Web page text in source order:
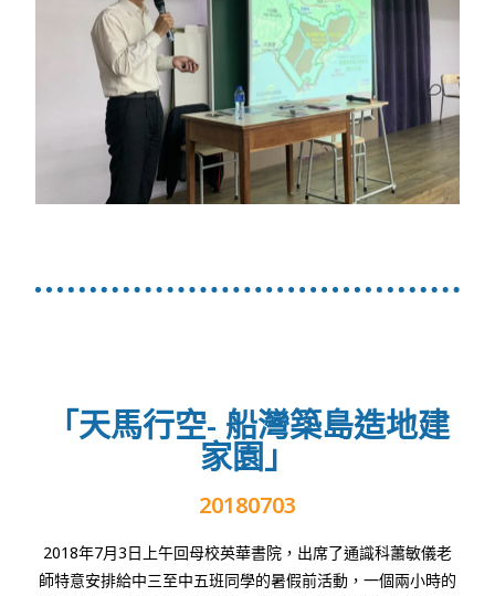
「天馬行空- 船灣築島造地建
家園」
20180703
2018年7月3日 上午回母校英華書院，出席了通識科蕭敏儀老
師特意安排給中三至中五班同學的暑假前活動，一個兩小時的